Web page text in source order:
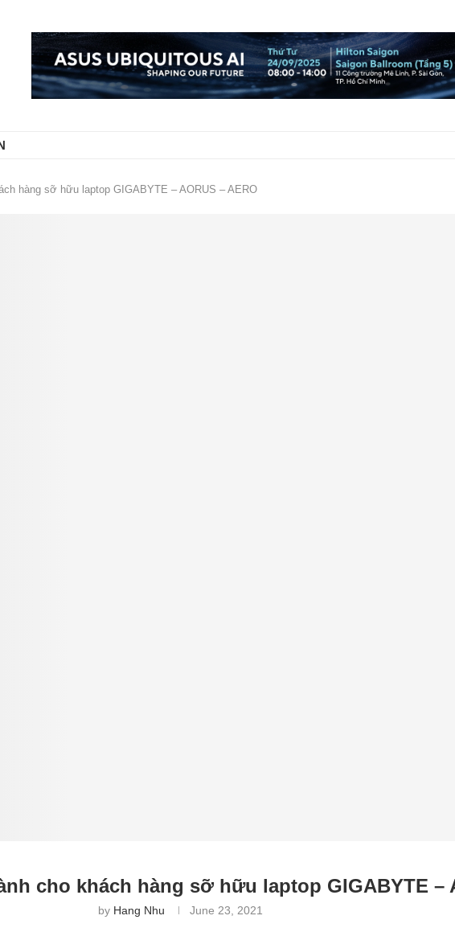
hàng sỡ hữu laptop GIGABYTE – AORUS – AERO
cho khách hàng sỡ hữu laptop GIGABYTE –
by Hang Nhu June 23, 2021